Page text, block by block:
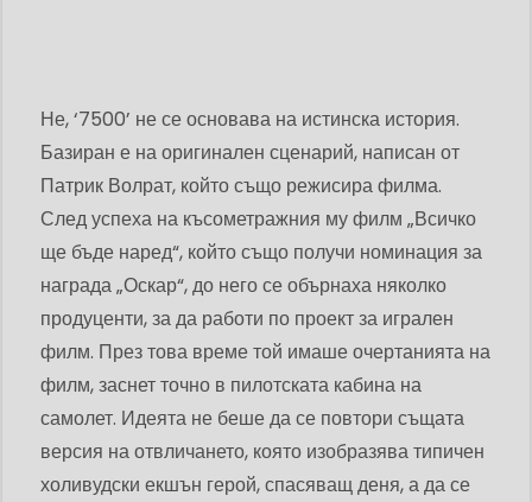
Не, ‘7500’ не се основава на истинска история.
Базиран е на оригинален сценарий, написан от
Патрик Волрат, който също режисира филма.
След успеха на късометражния му филм „Всичко
ще бъде наред“, който също получи номинация за
награда „Оскар“, до него се обърнаха няколко
продуценти, за да работи по проект за игрален
филм. През това време той имаше очертанията на
филм, заснет точно в пилотската кабина на
самолет. Идеята не беше да се повтори същата
версия на отвличането, която изобразява типичен
холивудски екшън герой, спасяващ деня, а да се